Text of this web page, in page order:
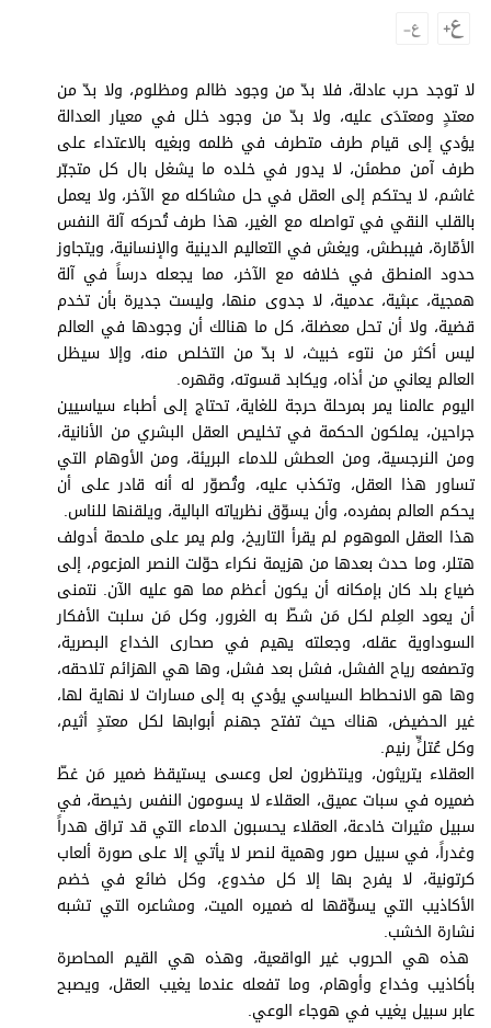
الترفيه
التعليم والمعرفة
الذكاء الاصطناعي
تغطيات
فيديو
بودكاست
إنفوجراف
قصة صورة
كاريكتير
برامج
عدد اليوم
مواقيت الصلاة
الأحوال الجوية
لا توجد حرب عادلة، فلا بدّ من وجود ظالم ومظلوم، ولا بدّ من
معتدٍ ومعتدَى عليه، ولا بدّ من وجود خلل في معيار العدالة
يؤدي إلى قيام طرف متطرف في ظلمه وبغيه بالاعتداء على
طرف آمن مطمئن، لا يدور في خلده ما يشغل بال كل متجبّر
غاشم، لا يحتكم إلى العقل في حل مشاكله مع الآخر، ولا يعمل
بالقلب النقي في تواصله مع الغير، هذا طرف تُحركه آلة النفس
الأمّارة، فيبطش، ويغش في التعاليم الدينية والإنسانية، ويتجاوز
حدود المنطق في خلافه مع الآخر، مما يجعله درساً في آلة
همجية، عبثية، عدمية، لا جدوى منها، وليست جديرة بأن تخدم
قضية، ولا أن تحل معضلة، كل ما هنالك أن وجودها في العالم
ليس أكثر من نتوء خبيث، لا بدّ من التخلص منه، وإلا سيظل
العالم يعاني من أذاه، ويكابد قسوته، وقهره.
اليوم عالمنا يمر بمرحلة حرجة للغاية، تحتاج إلى أطباء سياسيين
جراحين، يملكون الحكمة في تخليص العقل البشري من الأنانية،
ومن النرجسية، ومن العطش للدماء البريئة، ومن الأوهام التي
تساور هذا العقل، وتكذب عليه، وتُصوّر له أنه قادر على أن
يحكم العالم بمفرده، وأن يسوّق نظرياته البالية، ويلقنها للناس.
هذا العقل الموهوم لم يقرأ التاريخ، ولم يمر على ملحمة أدولف
هتلر، وما حدث بعدها من هزيمة نكراء حوّلت النصر المزعوم، إلى
ضياع بلد كان بإمكانه أن يكون أعظم مما هو عليه الآن. نتمنى
أن يعود العِلم لكل مَن شطّ به الغرور، وكل مَن سلبت الأفكار
السوداوية عقله، وجعلته يهيم في صحارى الخداع البصرية،
وتصفعه رياح الفشل، فشل بعد فشل، وها هي الهزائم تلاحقه،
وها هو الانحطاط السياسي يؤدي به إلى مسارات لا نهاية لها،
غير الحضيض، هناك حيث تفتح جهنم أبوابها لكل معتدٍ أثيم،
وكل عُتلٍّ رنيم.
العقلاء يتريثون، وينتظرون لعل وعسى يستيقظ ضمير مَن غطّ
ضميره في سبات عميق، العقلاء لا يسومون النفس رخيصة، في
سبيل مثيرات خادعة، العقلاء يحسبون الدماء التي قد تراق هدراً
وغدراً، في سبيل صور وهمية لنصر لا يأتي إلا على صورة ألعاب
كرتونية، لا يفرح بها إلا كل مخدوع، وكل ضائع في خضم
الأكاذيب التي يسوِّقها له ضميره الميت، ومشاعره التي تشبه
نشارة الخشب.
هذه هي الحروب غير الواقعية، وهذه هي القيم المحاصرة
بأكاذيب وخداع وأوهام، وما تفعله عندما يغيب العقل، ويصبح
عابر سبيل يغيب في هوجاء الوعي.